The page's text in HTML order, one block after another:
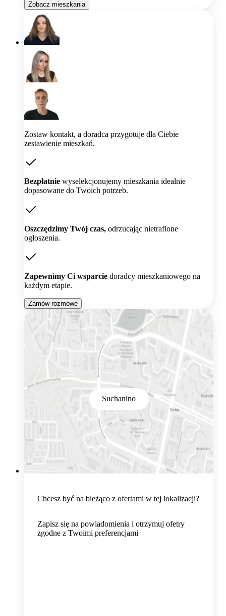
Zobacz mieszkania
Zostaw kontakt, a doradca przygotuje dla Ciebie
zestawienie mieszkań.
Bezpłatnie wyselekcjonujemy mieszkania idealnie
dopasowane do Twoich potrzeb.
Oszczędzimy Twój czas, odrzucając nietrafione
ogłoszenia.
Zapewnimy Ci wsparcie doradcy mieszkaniowego na
każdym etapie.
Zamów rozmowę
Suchanino
Chcesz być na bieżąco z ofertami w tej lokalizacji?
Zapisz się na powiadomienia i otrzymuj ofetry
zgodne z Twoimi preferencjami